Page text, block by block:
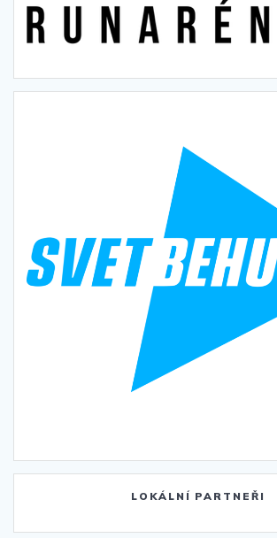
LOKÁLNÍ PARTNEŘI